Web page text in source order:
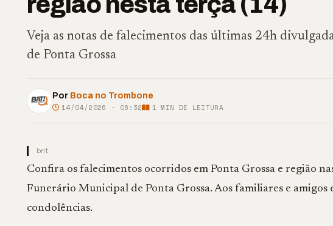
Veja as notas de falecimentos das últimas 24h
de Ponta Grossa
Por Boca no Trombone
14/04/2026 · 06:32 1 MIN DE LEITURA
bnt
Confira os falecimentos ocorridos em Ponta Grossa e região
Funerário Municipal de Ponta Grossa. Aos familiares e amigos
condolências.